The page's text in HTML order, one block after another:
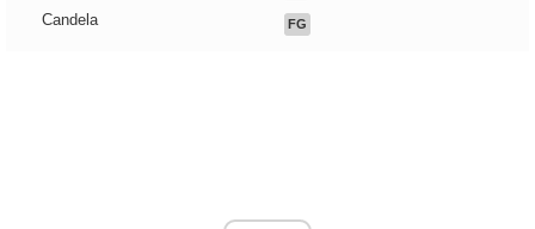
Candela FG